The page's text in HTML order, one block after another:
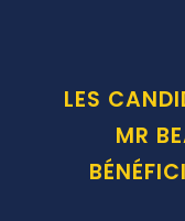
LES
MR